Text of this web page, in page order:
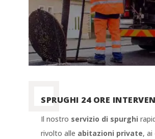
SPRUGHI 24 ORE
Il nostro servizio di spurghi
rivolto alle abitazioni private, ai